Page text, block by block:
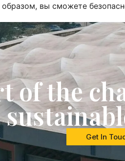
вы сможете
of the
Get In